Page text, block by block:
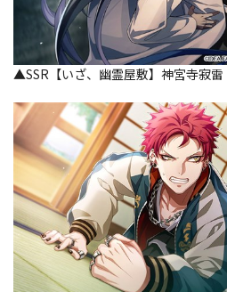
▲SSR【いざ、幽霊屋敷】神宮寺寂雷